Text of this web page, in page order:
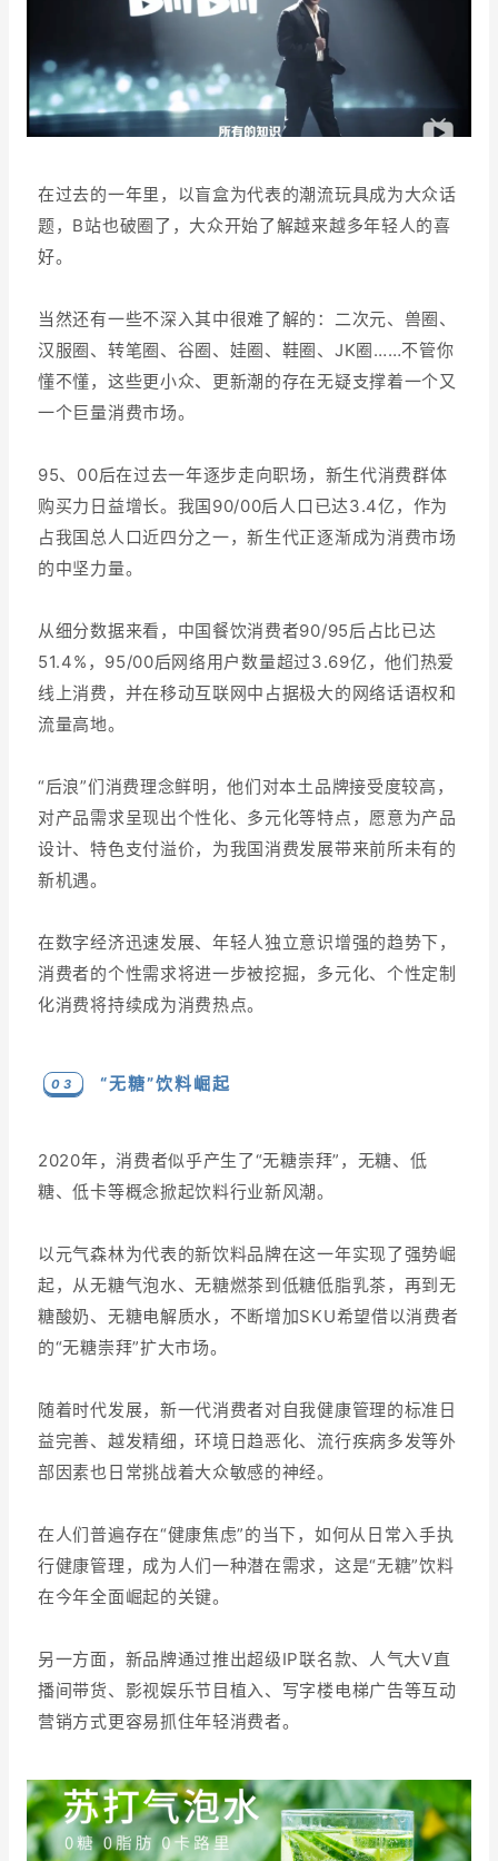
在过去的一年里，以盲盒为代表的潮流玩具成为大众话
题，B站也破圈了，大众开始了解越来越多年轻人的喜
好。
当然还有一些不深入其中很难了解的：二次元、兽圈、
汉服圈、转笔圈、谷圈、娃圈、鞋圈、JK圈……不管你
懂不懂，这些更小众、更新潮的存在无疑支撑着一个又
一个巨量消费市场。
95、00后在过去一年逐步走向职场，新生代消费群体
购买力日益增长。我国90/00后人口已达3.4亿，作为
占我国总人口近四分之一，新生代正逐渐成为消费市场
的中坚力量。
从细分数据来看，中国餐饮消费者90/95后占比已达
51.4%，95/00后网络用户数量超过3.69亿，他们热爱
线上消费，并在移动互联网中占据极大的网络话语权和
流量高地。
“后浪”们消费理念鲜明，他们对本土品牌接受度较高，
对产品需求呈现出个性化、多元化等特点，愿意为产品
设计、特色支付溢价，为我国消费发展带来前所未有的
新机遇。
在数字经济迅速发展、年轻人独立意识增强的趋势下，
消费者的个性需求将进一步被挖掘，多元化、个性定制
化消费将持续成为消费热点。
0 3 “无糖”饮料崛起
2020年，消费者似乎产生了“无糖崇拜”，无糖、低
糖、低卡等概念掀起饮料行业新风潮。
以元气森林为代表的新饮料品牌在这一年实现了强势崛
起，从无糖气泡水、无糖燃茶到低糖低脂乳茶，再到无
糖酸奶、无糖电解质水，不断增加SKU希望借以消费者
的“无糖崇拜”扩大市场。
随着时代发展，新一代消费者对自我健康管理的标准日
益完善、越发精细，环境日趋恶化、流行疾病多发等外
部因素也日常挑战着大众敏感的神经。
在人们普遍存在“健康焦虑”的当下，如何从日常入手执
行健康管理，成为人们一种潜在需求，这是“无糖”饮料
在今年全面崛起的关键。
另一方面，新品牌通过推出超级IP联名款、人气大V直
播间带货、影视娱乐节目植入、写字楼电梯广告等互动
营销方式更容易抓住年轻消费者。